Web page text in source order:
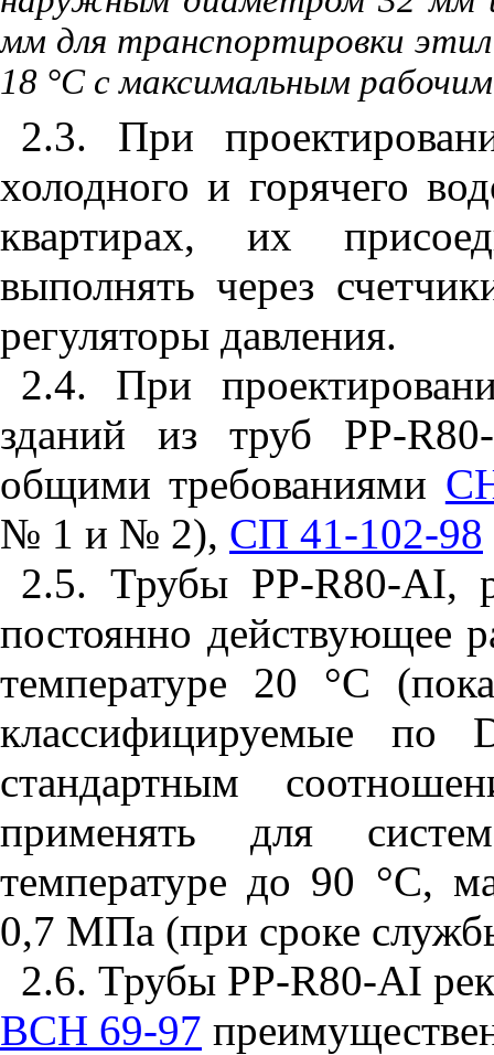
мм для транспортировки
18 °Cс максимальным
2.3. При
холодного и горячего
квартирах, их
выполнять через
регуляторы давления.
2.4. При
зданий из труб PP-R80-
общими требованиями
№ 1 и № 2), СП 41-102-98
2.5. Трубы PP-R80-AI,
постоянно действующее
температуре 20 °С
классифицируемые по
стандартным
применять для
температуре до 90 °С,
0,7 МПа (при сроке
2.6. Трубы PP-R80-AI
ВСН 69-97